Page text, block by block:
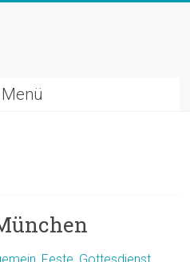
Menü
, Feste, Gottesdienst,